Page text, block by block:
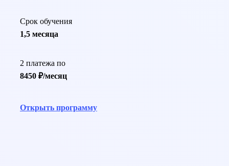
Срок обучения
1,5 месяца
2 платежа по
8450 ₽/месяц
Открыть программу